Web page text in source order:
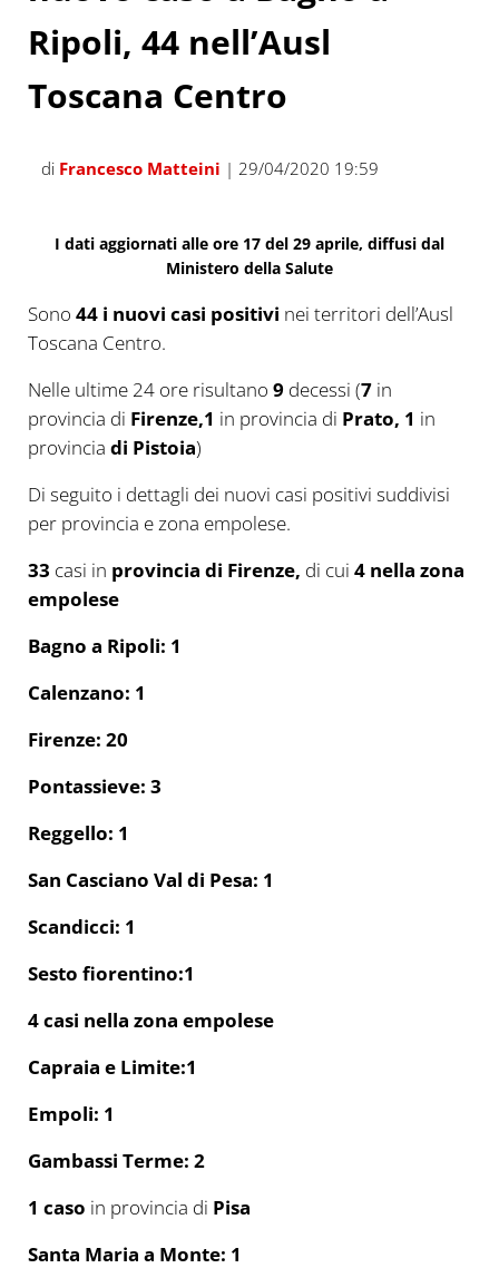
Ripoli, 44 nell’Ausl
Toscana Centro
di Francesco Matteini | 29/04/2020 19:59
I dati aggiornati alle ore 17 del 29 aprile, diffusi dal
Ministero della Salute
Sono 44 i nuovi casi positivi nei territori dell’Ausl
Toscana Centro.
Nelle ultime 24 ore risultano 9 decessi (7in
provincia di Firenze,1 in provincia di Prato, 1 in
provincia di Pistoia)
Di seguito i dettagli dei nuovi casi positivi suddivisi
per provincia e zona empolese.
33 casi in provincia di Firenze, di cui 4 nella zona
empolese
Bagno a Ripoli: 1
Calenzano: 1
Firenze: 20
Pontassieve: 3
Reggello: 1
San Casciano Val di Pesa: 1
Scandicci: 1
Sesto fiorentino:1
4 casi nella zona empolese
Capraia e Limite:1
Empoli: 1
Gambassi Terme: 2
1 caso in provincia di Pisa
Santa Maria a Monte: 1